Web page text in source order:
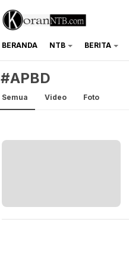
koranntb.com
BERANDA NTB BERITA
#APBD
Semua Video Foto